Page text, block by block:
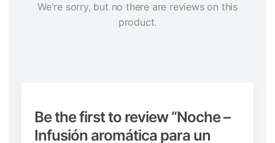
We're sorry, but no there are reviews on this
product.
Be the first to review “Noche –
Infusión aromática para un